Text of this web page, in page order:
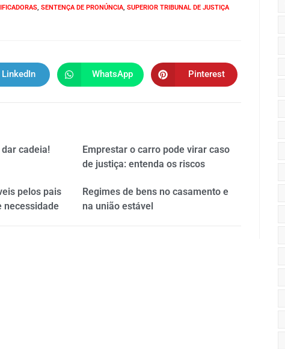
, SENTENÇA DE PRONÚNCIA, SUPERIOR TRIBUNAL DE JUSTIÇA
LinkedIn WhatsApp Pinterest
cadeia!
Emprestar o carro pode virar caso
de justiça: entenda os riscos
pelos pais
necessidade
Regimes de bens no casamento e
na união estável